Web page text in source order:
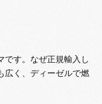
です。なぜ正規輸入し
広く、ディーゼルで燃